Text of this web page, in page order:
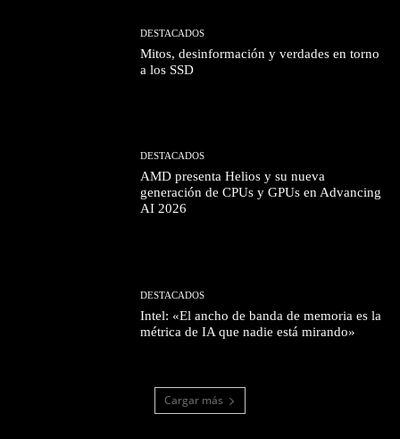
DESTACADOS
Mitos, desinformación y verdades en torno
a los SSD
DESTACADOS
AMD presenta Helios y su nueva
generación de CPUs y GPUs en Advancing
AI 2026
DESTACADOS
Intel: «El ancho de banda de memoria es la
métrica de IA que nadie está mirando»
Cargar más